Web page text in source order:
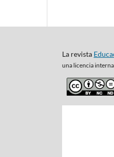
La revista
una licencia